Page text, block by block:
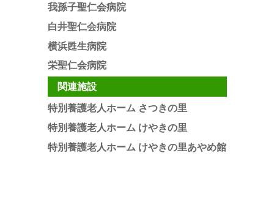
我孫子聖仁会病院
白井聖仁会病院
横浜甦生病院
栄聖仁会病院
関連施設
特別養護老人ホーム さつきの里
特別養護老人ホーム けやきの里
特別養護老人ホーム けやきの里あやめ館